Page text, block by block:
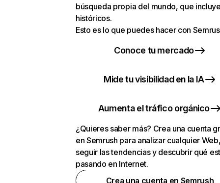
búsqueda propia del mundo, que
históricos.
Esto es lo que puedes hacer con
Conoce tu mercado
Mide tu visibilidad en la IA
Aumenta el tráfico orgánico
¿Quieres saber más? Crea una cuenta
en Semrush para analizar cualquier
seguir las tendencias y descubrir qué
pasando en Internet.
Crea una cuenta en Semrush